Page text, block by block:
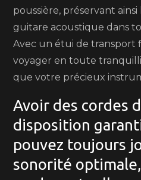
poussière, préservant
guitare acoustique dans
Avec un étui de transport
voyager en toute
que votre précieux
Avoir des cordes
disposition
pouvez toujours
sonorité